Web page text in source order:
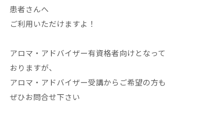
患者さんへ
ご利用いただけますよ！
アロマ・アドバイザー有資格者向けとなって
おりますが、
アロマ・アドバイザー受講からご希望の方も
ぜひお問合せ下さい